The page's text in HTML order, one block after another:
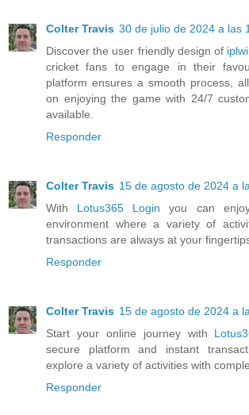
Colter Travis 30 de julio de 2024 a las
Discover the user friendly design of
cricket fans to engage in their
platform ensures a smooth process,
on enjoying the game with 24/7
available.
Responder
Colter Travis 15 de agosto de 2024 a
With Lotus365 Login you can
environment where a variety of
transactions are always at your
Responder
Colter Travis 15 de agosto de 2024 a
Start your online journey with
secure platform and instant
explore a variety of activities with
Responder